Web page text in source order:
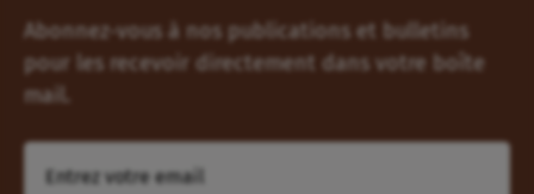
Abonnez-vous à nos publications et bulletins
pour les recevoir directement dans votre boîte
mail.